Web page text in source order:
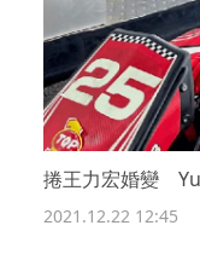
捲王力宏婚變
2021.12.22 12:45